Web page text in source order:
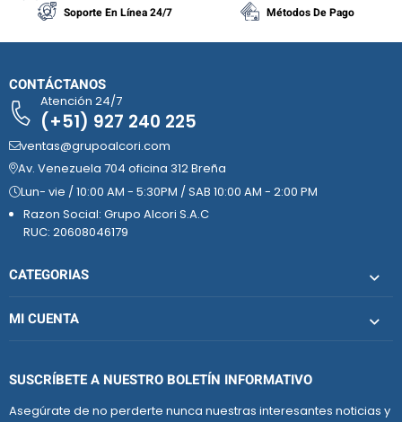
Soporte En Línea 24/7
Métodos De Pago
CONTÁCTANOS
Atención 24/7
(+51) 927 240 225
ventas@grupoalcori.com
Av. Venezuela 704 oficina 312 Breña
Lun- vie / 10:00 AM - 5:30PM / SAB 10:00 AM - 2:00 PM
Razon Social: Grupo Alcori S.A.C
RUC: 20608046179
CATEGORIAS
MI CUENTA
SUSCRÍBETE A NUESTRO BOLETÍN INFORMATIVO
Asegúrate de no perderte nunca nuestras interesantes noticias y